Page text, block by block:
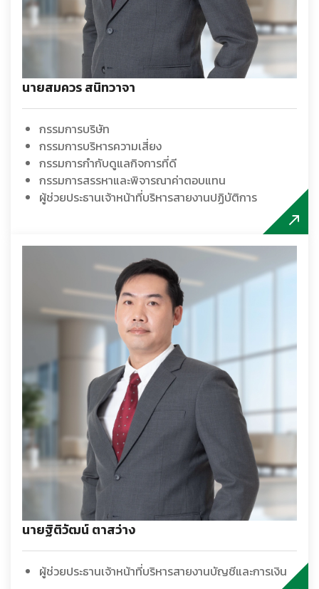
นายสมควร สนิทวาจา
กรรมการบริษัท
กรรมการบริหารความเสี่ยง
กรรมการกำกับดูแลกิจการที่ดี
กรรมการสรรหาและพิจารณาค่าตอบแทน
ผู้ช่วยประธานเจ้าหน้าที่บริหารสายงานปฏิบัติการ
นายฐิติวัฒน์ ตาสว่าง
ผู้ช่วยประธานเจ้าหน้าที่บริหารสายงานบัญชีและการเงิน